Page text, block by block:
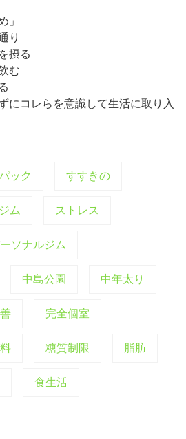
」
り
摂る
む
にコレらを意識して生活に取り入
ック すすきの
ム ストレス
ソナルジム
中島公園 中年太り
完全個室
糖質制限 脂肪
食生活